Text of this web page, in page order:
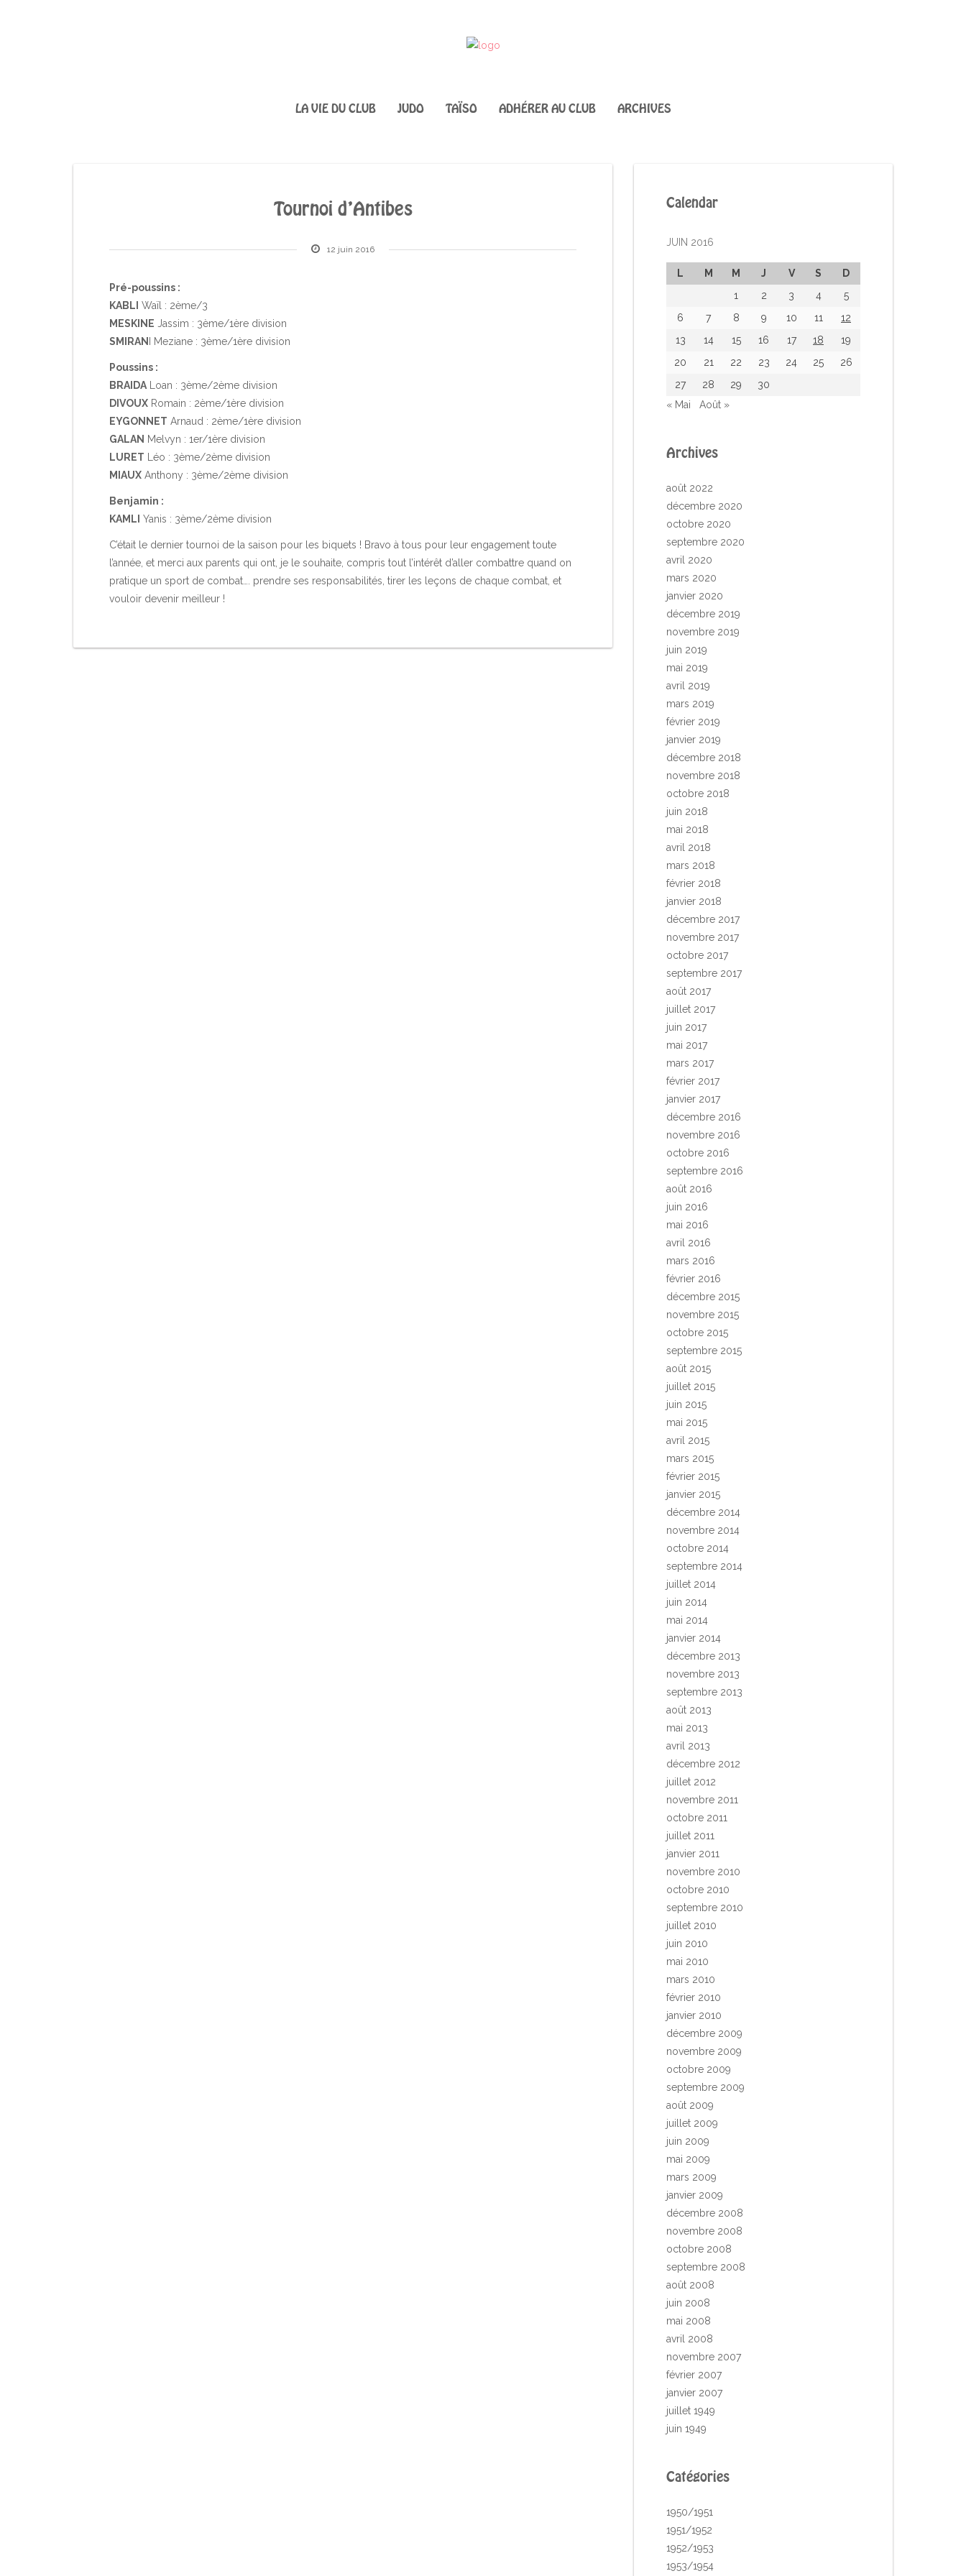
LA VIE DU CLUB JUDO TAÏSO ADHÉRER AU CLUB ARCHIVES
Tournoi d’Antibes
12 juin 2016
Pré-poussins :
KABLI Waïl : 2ème/3
MESKINE Jassim : 3ème/1ère division
SMIRAN
I Meziane : 3ème/1ère division
Poussins :
BRAIDA Loan : 3ème/2ème division
DIVOUX Romain : 2ème/1ère division
EYGONNET Arnaud : 2ème/1ère division
GALAN Melvyn : 1er/1ère division
LURET Léo : 3ème/2ème division
MIAUX Anthony : 3ème/2ème division
Benjamin :
KAMLI Yanis : 3ème/2ème division
C’était le dernier tournoi de la saison pour les biquets ! Bravo à tous pour leur engagement toute
l’année, et merci aux parents qui ont, je le souhaite, compris tout l’intérêt d’aller combattre quand on
pratique un sport de combat…. prendre ses responsabilités, tirer les leçons de chaque combat, et
vouloir devenir meilleur !
Calendar
JUIN 2016
L M M J V S
D
1
2 3 4
5
6
7 8 9 10 11
12
13
14 15 16 17 18
19
20
21 22 23 24 25
26
27
28 29
30
« Mai
Août »
Archives
août 2022
décembre 2020
octobre 2020
septembre 2020
avril 2020
mars 2020
janvier 2020
décembre 2019
novembre 2019
juin 2019
mai 2019
avril 2019
mars 2019
février 2019
janvier 2019
décembre 2018
novembre 2018
octobre 2018
juin 2018
mai 2018
avril 2018
mars 2018
février 2018
janvier 2018
décembre 2017
novembre 2017
octobre 2017
septembre 2017
août 2017
juillet 2017
juin 2017
mai 2017
mars 2017
février 2017
janvier 2017
décembre 2016
novembre 2016
octobre 2016
septembre 2016
août 2016
juin 2016
mai 2016
avril 2016
mars 2016
février 2016
décembre 2015
novembre 2015
octobre 2015
septembre 2015
août 2015
juillet 2015
juin 2015
mai 2015
avril 2015
mars 2015
février 2015
janvier 2015
décembre 2014
novembre 2014
octobre 2014
septembre 2014
juillet 2014
juin 2014
mai 2014
janvier 2014
décembre 2013
novembre 2013
septembre 2013
août 2013
mai 2013
avril 2013
décembre 2012
juillet 2012
novembre 2011
octobre 2011
juillet 2011
janvier 2011
novembre 2010
octobre 2010
septembre 2010
juillet 2010
juin 2010
mai 2010
mars 2010
février 2010
janvier 2010
décembre 2009
novembre 2009
octobre 2009
septembre 2009
août 2009
juillet 2009
juin 2009
mai 2009
mars 2009
janvier 2009
décembre 2008
novembre 2008
octobre 2008
septembre 2008
août 2008
juin 2008
mai 2008
avril 2008
novembre 2007
février 2007
janvier 2007
juillet 1949
juin 1949
Catégories
1950/1951
1951/1952
1952/1953
1953/1954